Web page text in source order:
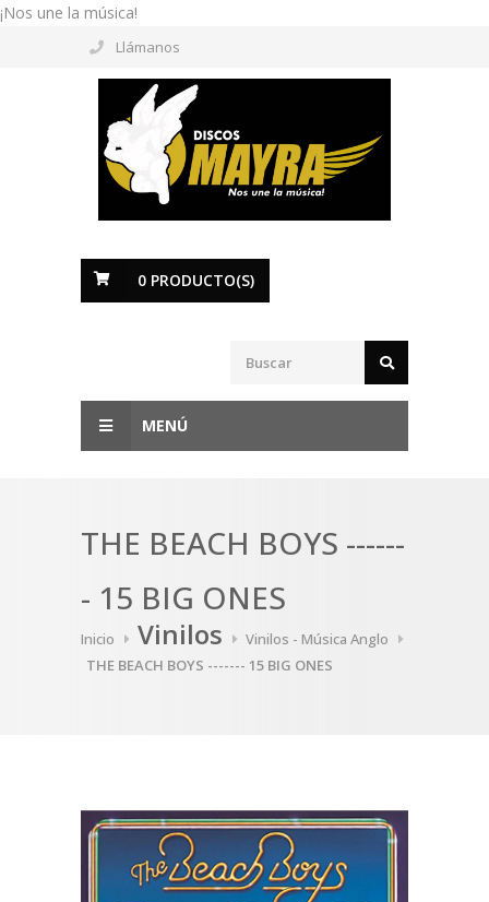
¡Nos une la música!
Llámanos
0 PRODUCTO(S)
MENÚ
THE BEACH BOYS ------
- 15 BIG ONES
Inicio Vinilos
Vinilos - Música Anglo
THE BEACH BOYS ------- 15 BIG ONES